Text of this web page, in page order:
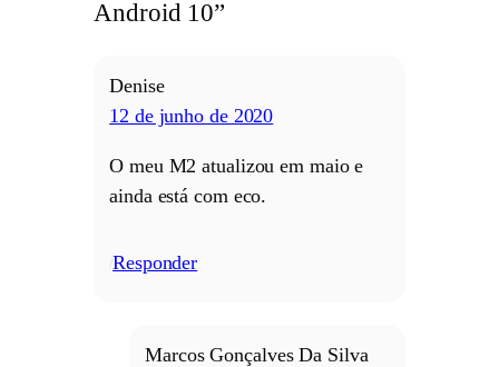
Android 10”
Denise
12 de junho de 2020
O meu M2 atualizou em maio e
ainda está com eco.
Responder
Marcos Gonçalves Da Silva